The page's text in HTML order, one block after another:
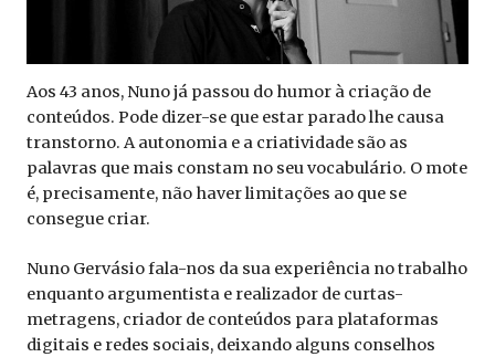
Aos 43 anos, Nuno já passou do humor à criação de
conteúdos. Pode dizer-se que estar parado lhe causa
transtorno. A autonomia e a criatividade são as
palavras que mais constam no seu vocabulário. O mote
é, precisamente, não haver limitações ao que se
consegue criar.
Nuno Gervásio fala-nos da sua experiência no trabalho
enquanto argumentista e realizador de curtas-
metragens, criador de conteúdos para plataformas
digitais e redes sociais, deixando alguns conselhos